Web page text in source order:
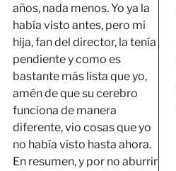
años, nada menos. Yo ya la
había visto antes, pero mi
hija, fan del director, la tenía
pendiente y como es
bastante más lista que yo,
amén de que su cerebro
funciona de manera
diferente, vio cosas que yo
no había visto hasta ahora.
En resumen, y por no aburrir